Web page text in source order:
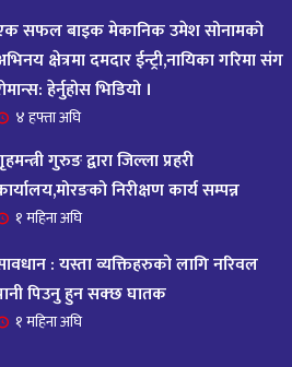
– २०८२ साल भाद्र १० गते, मंगलबार
आइतवार, ८ भदौ २०८२ (२४ अगस्ट
२०८२ भदाै ४ गते, बुधवार
सफल बाइक मेकानिक उमेश सोनामको
क्षेत्रमा दमदार ईन्ट्री,नायिका गरिमा संग
हेर्नुहोस भिडियो ।
४ हफ्ता अघि
गुरुङ द्वारा जिल्ला प्रहरी
निरीक्षण कार्य सम्पन्न
१ महिना अघि
: यस्ता व्यक्तिहरुको लागि नरिवल
पिउनु हुन सक्छ घातक
१ महिना अघि